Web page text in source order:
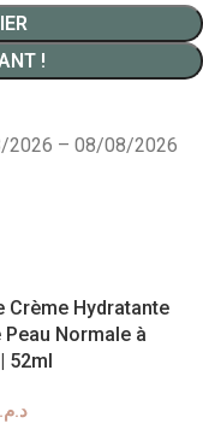
!
2026 – 08/08/2026
Crème Hydratante
Normale à
52ml
د.م.